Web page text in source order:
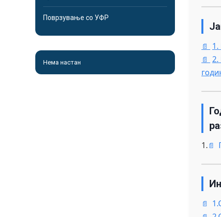
2.
1.
Поврзување со УФР
Нема настан